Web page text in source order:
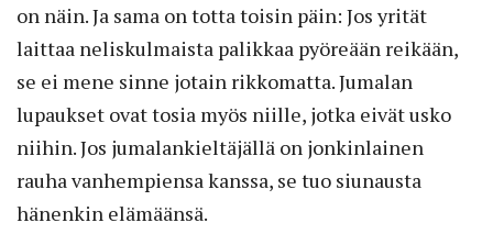
on näin. Ja sama on totta toisin päin: Jos yrität
laittaa neliskulmaista palikkaa pyöreään reikään,
se ei mene sinne jotain rikkomatta. Jumalan
lupaukset ovat tosia myös niille, jotka eivät usko
niihin. Jos jumalankieltäjällä on jonkinlainen
rauha vanhempiensa kanssa, se tuo siunausta
hänenkin elämäänsä.